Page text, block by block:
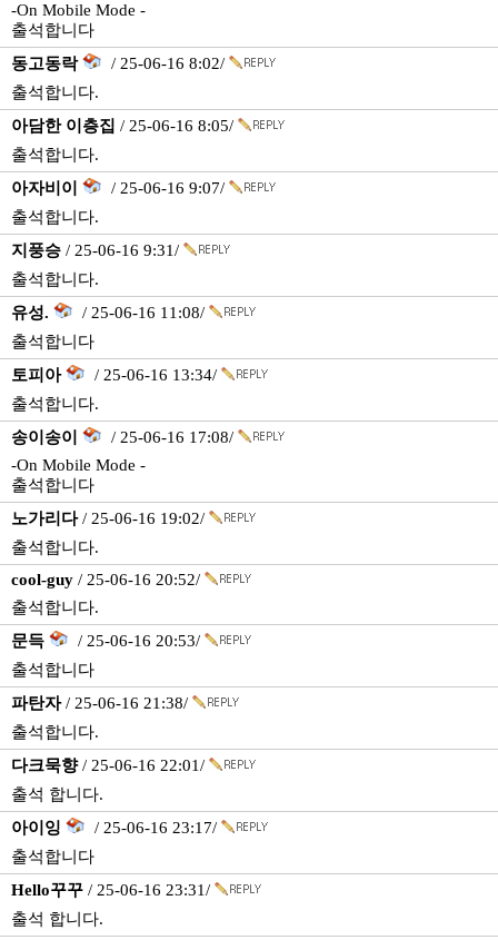
-On Mobile Mode -
출석합니다
동고동락
/ 25-06-16 8:02/
출석합니다.
아담한 이층집 / 25-06-16 8:05/
출석합니다.
아자비이
/ 25-06-16 9:07/
출석합니다.
지풍승 / 25-06-16 9:31/
출석합니다.
유성.
/ 25-06-16 11:08/
출석합니다
토피아
/ 25-06-16 13:34/
출석합니다.
송이송이
/ 25-06-16 17:08/
-On Mobile Mode -
출석합니다
노가리다/ 25-06-16 19:02/
출석합니다.
cool-guy / 25-06-16 20:52/
출석합니다.
문득
/ 25-06-16 20:53/
출석합니다
파탄자/ 25-06-16 21:38/
출석합니다.
다크묵향/ 25-06-16 22:01/
출석 합니다.
아이잉
/ 25-06-16 23:17/
출석합니다
Hello꾸꾸 / 25-06-16 23:31/
출석 합니다.